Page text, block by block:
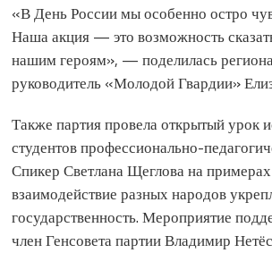
«В День России мы особенно остро
Наша акция — это возможность
нашим героям», — поделилась
руководитель «Молодой Гвардии»
Также партия провела открытый урок
студентов профессионально-
Спикер Светлана Щеглова на примерах
взаимодействие разных народов
государственность. Мероприятие
член Генсовета партии Владимир